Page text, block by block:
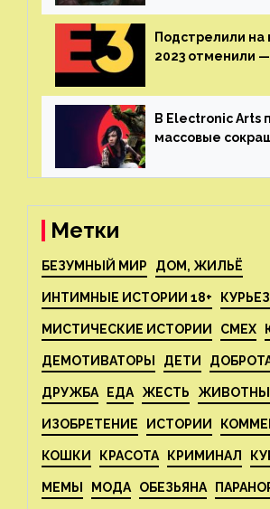
июне
Подстрелили на
2023 отменили —
выставка не
В Electronic Arts
массовые
Метки
БЕЗУМНЫЙ МИР ДОМ, ЖИЛЬЁ
ИНТИМНЫЕ ИСТОРИИ 18+
МИСТИЧЕСКИЕ ИСТОРИИ СМЕХ
ДЕМОТИВАТОРЫ ДЕТИ
ДРУЖБА ЕДА ЖЕСТЬ
ИЗОБРЕТЕНИЕ ИСТОРИИ
КОШКИ КРАСОТА КРИМИНАЛ
МЕМЫ МОДА ОБЕЗЬЯНА